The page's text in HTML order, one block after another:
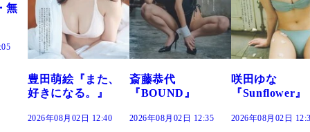
斎藤恭代
『BOUND』
2026年08月02日 12:35
咲田ゆな
『Sunflower』
2026年08月02日 12:30
藤水咲桜『花
だまり』
2026年08月02日